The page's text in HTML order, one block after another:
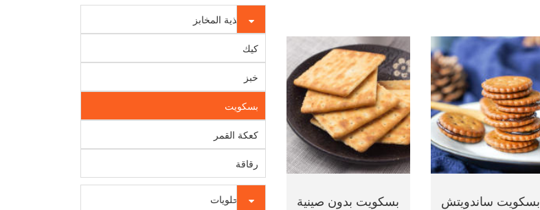
بسكويت بدون صينية بسكويت ساندويتش
أغذية المخابز
كيك
خبز
بسكويت
كعكة القمر
رقاقة
الحلويات